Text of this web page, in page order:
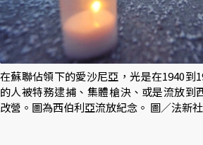
在蘇聯佔領下的愛沙尼亞，光是在1940到
的人被特務逮捕、集體槍決、或是流放到
改營。圖為西伯利亞流放紀念。 圖／法新社